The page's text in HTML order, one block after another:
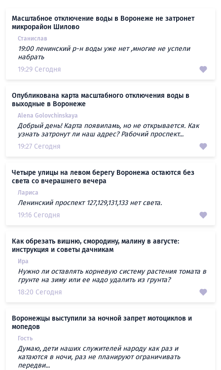
Масштабное отключение воды в Воронеже не затронет
микрорайон Шилово
Станислав
19:00 ленинский р-н воды уже нет ,многие не успели
набрать
19:29 Сегодня
Опубликована карта масштабного отключения воды в
выходные в Воронеже
Alena Golovchinskaya
Добрый день! Карта появиламь, но не открывается. Как
узнать затронут ли наш адрес? Рабочий проспект...
19:27 Сегодня
Четыре улицы на левом берегу Воронежа остаются без
света со вчерашнего вечера
Лариса
Ленинский проспект 127,129,131,133 нет света.
19:16 Сегодня
Как обрезать вишню, смородину, малину в августе:
инструкция и советы дачникам
Ира
Нужно ли оставлять корневую систему растения томата в
грунте на зиму или ее надо удалить из грунта?
18:20 Сегодня
Воронежцы выступили за ночной запрет мотоциклов и
мопедов
Гость
Думаю, дети наших служителей народу как раз и
катаются в ночи, раз не планируют ограничивать
передви...